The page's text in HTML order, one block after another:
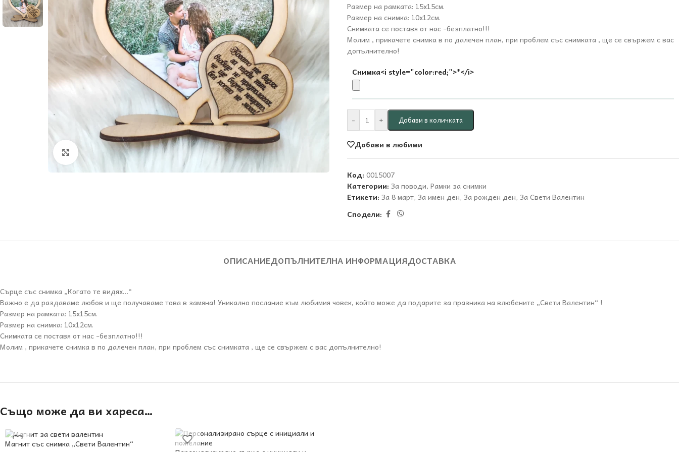
Размер на рамката: 15х15см.
Размер на снимка: 10х12см.
Снимката се поставя от нас -безплатно!!!
Молим , прикачете снимка в по далечен план, при проблем със снимката , ще се свържем с вас
допълнително!
Снимка<i style="color:red;">*</i>
- + Добави в количката
Добави в любими
Код: 0015007
Категории: За поводи, Рамки за снимки
Етикети: За 8 март, За имен ден, За рожден ден, За Свети Валентин
Сподели:
ОПИСАНИЕДОПЪЛНИТЕЛНА ИНФОРМАЦИЯДОСТАВКА
Сърце със снимка „Когато те видях…“
Важно е да раздаваме любов и ще получаваме това в замяна! Уникално послание към любимия човек, който може да подарите за празника на влюбените „Свети Валентин“ !
Размер на рамката: 15х15см.
Размер на снимка: 10х12см.
Снимката се поставя от нас -безплатно!!!
Молим , прикачете снимка в по далечен план, при проблем със снимката , ще се свържем с вас допълнително!
Също може да ви хареса…
Магнит със снимка „Свети Валентин“